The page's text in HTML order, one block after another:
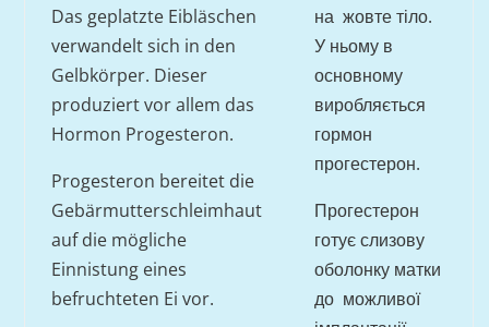
Das geplatzte Eibläschen
verwandelt sich in den
Gelbkörper. Dieser
produziert vor allem das
Hormon Progesteron.
Progesteron bereitet die
Gebärmutterschleimhaut
auf die mögliche
Einnistung eines
befruchteten Ei vor.
на жовте тіло.
У ньому в
основному
виробляється
гормон
прогестерон.
Прогестерон
готує слизову
оболонку матки
до можливої